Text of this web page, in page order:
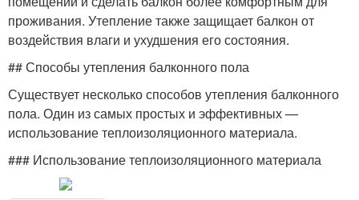
проживания. Утепление также защищает балкон от
воздействия влаги и ухудшения его состояния.
## Способы утепления балконного пола
Существует несколько способов утепления балконного
пола. Один из самых простых и эффективных —
использование теплоизоляционного материала.
### Использование теплоизоляционного материала